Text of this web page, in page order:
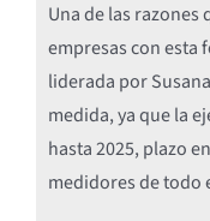
Una de las razones
empresas con esta
liderada por
medida, ya que la
hasta 2025, plazo
medidores de todo